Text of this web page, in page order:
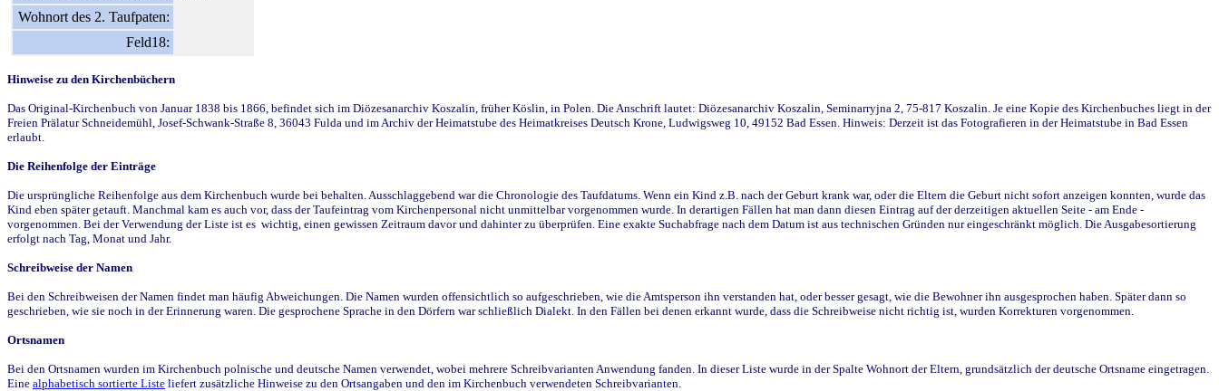
Wohnort des 2. Taufpaten:
Feld18:
Hinweise zu den Kirchenbüchern
Das Original-Kirchenbuch von Januar 1838 bis 1866, befindet sich im Diözesanarchiv Koszalin, früher Köslin, in Polen. Die Anschrift lautet: Diözesanarchiv Koszalin, Seminarryjna 2, 75-817 Koszalin. Je eine Kopie des Kirchenbuches liegt in der
Freien Prälatur Schneidemühl, Josef-Schwank-Straße 8, 36043 Fulda und im Archiv der Heimatstube des Heimatkreises Deutsch Krone, Ludwigsweg 10, 49152 Bad Essen. Hinweis: Derzeit ist das Fotografieren in der Heimatstube in Bad Essen
erlaubt.
Die Reihenfolge der Einträge
Die ursprüngliche Reihenfolge aus dem Kirchenbuch wurde bei behalten. Ausschlaggebend war die Chronologie des Taufdatums. Wenn ein Kind z.B. nach der Geburt krank war, oder die Eltern die Geburt nicht sofort anzeigen konnten, wurde das
Kind eben später getauft. Manchmal kam es auch vor, dass der Taufeintrag vom Kirchenpersonal nicht unmittelbar vorgenommen wurde. In derartigen Fällen hat man dann diesen Eintrag auf der derzeitigen aktuellen Seite - am Ende -
vorgenommen. Bei der Verwendung der Liste ist es wichtig, einen gewissen Zeitraum davor und dahinter zu überprüfen. Eine exakte Suchabfrage nach dem Datum ist aus technischen Gründen nur eingeschränkt möglich. Die Ausgabesortierung
erfolgt nach Tag, Monat und Jahr.
Schreibweise der Namen
Bei den Schreibweisen der Namen findet man häufig Abweichungen. Die Namen wurden offensichtlich so aufgeschrieben, wie die Amtsperson ihn verstanden hat, oder besser gesagt, wie die Bewohner ihn ausgesprochen haben. Später dann so
geschrieben, wie sie noch in der Erinnerung waren. Die gesprochene Sprache in den Dörfern war schließlich Dialekt. In den Fällen bei denen erkannt wurde, dass die Schreibweise nicht richtig ist, wurden Korrekturen vorgenommen.
Ortsnamen
Bei den Ortsnamen wurden im Kirchenbuch polnische und deutsche Namen verwendet, wobei mehrere Schreibvarianten Anwendung fanden. In dieser Liste wurde in der Spalte Wohnort der Eltern, grundsätzlich der deutsche Ortsname eingetragen.
Eine alphabetisch sortierte Liste liefert zusätzliche Hinweise zu den Ortsangaben und den im Kirchenbuch verwendeten Schreibvarianten.